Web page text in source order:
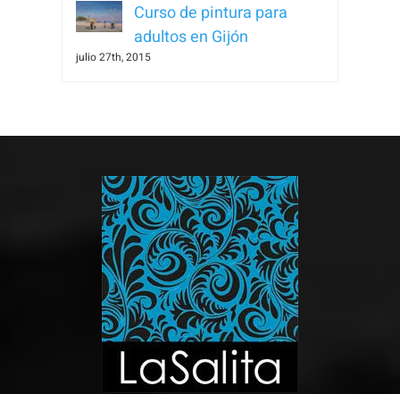
Curso de pintura para
adultos en Gijón
julio 27th, 2015